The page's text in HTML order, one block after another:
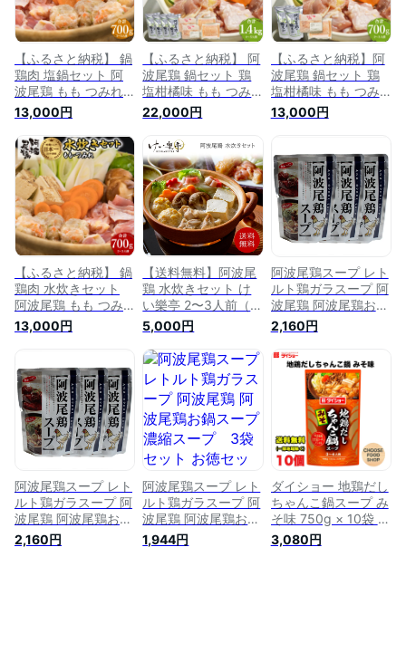
【ふるさと納税】 鍋
鶏肉 塩鍋セット 阿
波尾鶏 もも つみれ
合計700g 冷凍 徳島
地鶏 あわおどり 鍋
セット お鍋 おなべ
13,000円
【ふるさと納税】 阿
波尾鶏 鍋セット 鶏
塩柑橘味 もも つみ
れ 合計1.4kg 4-5人
前 地鶏 鶏肉 鶏鍋 鍋
セット お鍋 おなべ
冷凍
22,000円
【ふるさと納税】阿
波尾鶏 鍋セット 鶏
塩柑橘味 もも つみ
れ 合計700g 2-3人
前 地鶏 鶏肉 鶏鍋 鍋
冷凍
13,000円
【ふるさと納税】 鍋
鶏肉 水炊きセット
阿波尾鶏 もも つみ
れ 合計700g 冷凍 徳
島 地鶏 あわおどり
鍋 おなべ なべ 名産
グルメ
13,000円
【送料無料】阿波尾
鶏 水炊きセット け
い樂亭 2〜3人前（鶏
鍋 高級 地鶏 鶏肉 鍋
とり鍋 鳥鍋 鶏鍋 ギ
フト ご挨拶 グルメ
内祝い お祝い返し
誕生日 お土産 徳島
）
5,000円
阿波尾鶏スープ レト
ルト鶏ガラスープ 阿
波尾鶏 阿波尾鶏お鍋
スープ 濃縮スープ
3袋セット お徳セッ
ト 徳島地鶏 ポトフ
スープ 送料無料
2,160円
阿波尾鶏スープ レト
ルト鶏ガラスープ 阿
波尾鶏 阿波尾鶏お鍋
スープ 3袋セット お
得セット 徳島地鶏
2,160円
阿波尾鶏スープ レト
ルト鶏ガラスープ 阿
波尾鶏 阿波尾鶏お鍋
スープ 濃縮スープ
3袋セット お徳セッ
1,944円
ダイショー 地鶏だし
ちゃんこ鍋スープ み
そ味 750g × 10袋 鍋
スープ 鍋つゆ 鍋の
素 ストレートタイプ
3,080円